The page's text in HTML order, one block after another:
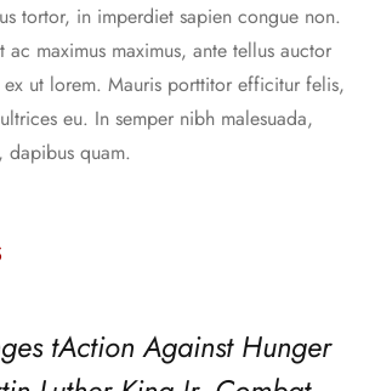
tortor, in imperdiet sapien congue non.
maximus maximus, ante tellus auctor
ut lorem. Mauris porttitor efficitur felis,
eu. In semper nibh malesuada,
dapibus quam.
tAction Against Hunger